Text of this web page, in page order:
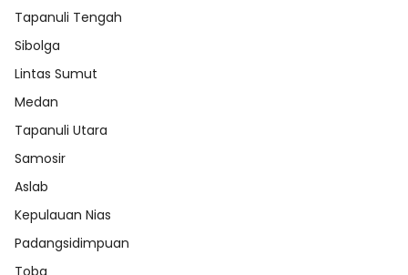
Tapanuli Tengah
Sibolga
Lintas Sumut
Medan
Tapanuli Utara
Samosir
Aslab
Kepulauan Nias
Padangsidimpuan